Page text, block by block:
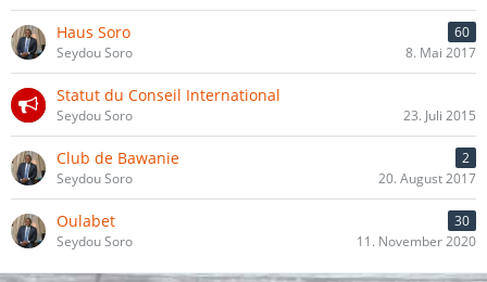
Haus Soro
60
Seydou Soro
8. Mai 2017
Statut du Conseil International
Seydou Soro 23. Juli 2015
Club de Bawanie
2
Seydou Soro
20. August 2017
Oulabet
30
Seydou Soro
11. November 2020